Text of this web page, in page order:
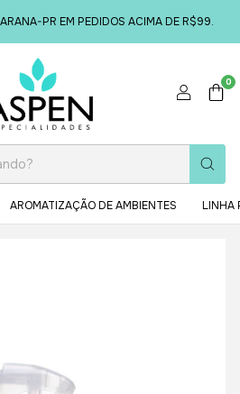
PR EM PEDIDOS ACIMA DE R$99.
0
AROMATIZAÇÃO DE AMBIENTES LINHA